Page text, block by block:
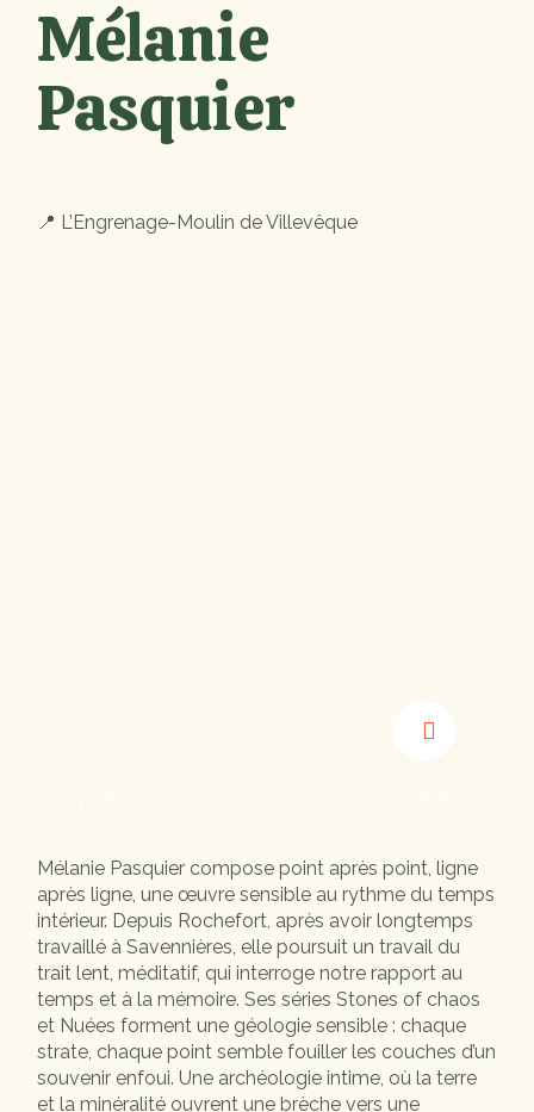
Mélanie
Pasquier
📍 L’Engrenage-Moulin de Villevêque
Mélanie Pasquier compose point après point, ligne
après ligne, une œuvre sensible au rythme du temps
intérieur. Depuis Rochefort, après avoir longtemps
travaillé à Savennières, elle poursuit un travail du
trait lent, méditatif, qui interroge notre rapport au
temps et à la mémoire. Ses séries Stones of chaos
et Nuées forment une géologie sensible : chaque
strate, chaque point semble fouiller les couches d’un
souvenir enfoui. Une archéologie intime, où la terre
et la minéralité ouvrent une brèche vers une